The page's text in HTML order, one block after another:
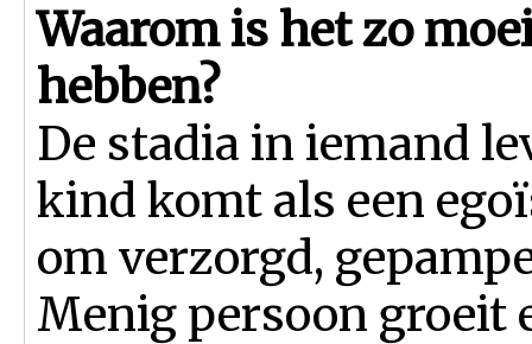
Waarom is het zo
hebben?
De stadia in iemand
kind komt als een
om verzorgd,
Menig persoon groeit